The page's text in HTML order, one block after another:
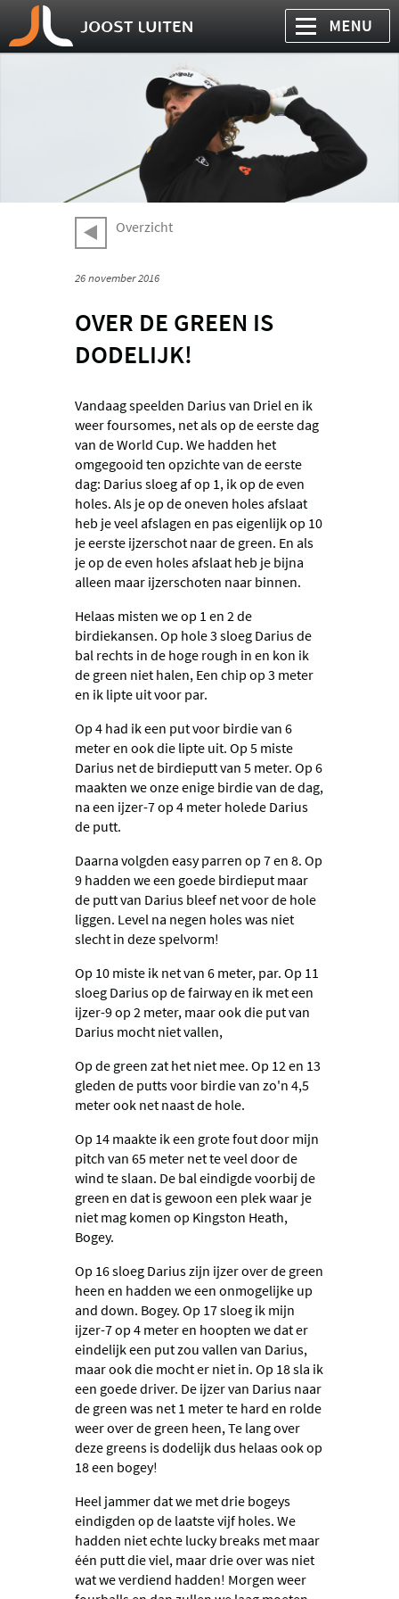
Overzicht
26 november 2016
OVER DE GREEN IS
DODELIJK!
Vandaag speelden Darius van Driel en ik
weer foursomes, net als op de eerste dag
van de World Cup. We hadden het
omgegooid ten opzichte van de eerste
dag: Darius sloeg af op 1, ik op de even
holes. Als je op de oneven holes afslaat
heb je veel afslagen en pas eigenlijk op 10
je eerste ijzerschot naar de green. En als
je op de even holes afslaat heb je bijna
alleen maar ijzerschoten naar binnen.
Helaas misten we op 1 en 2 de
birdiekansen. Op hole 3 sloeg Darius de
bal rechts in de hoge rough in en kon ik
de green niet halen, Een chip op 3 meter
en ik lipte uit voor par.
Op 4 had ik een put voor birdie van 6
meter en ook die lipte uit. Op 5 miste
Darius net de birdieputt van 5 meter. Op 6
maakten we onze enige birdie van de dag,
na een ijzer-7 op 4 meter holede Darius
de putt.
Daarna volgden easy parren op 7 en 8. Op
9 hadden we een goede birdieput maar
de putt van Darius bleef net voor de hole
liggen. Level na negen holes was niet
slecht in deze spelvorm!
Op 10 miste ik net van 6 meter, par. Op 11
sloeg Darius op de fairway en ik met een
ijzer-9 op 2 meter, maar ook die put van
Darius mocht niet vallen,
Op de green zat het niet mee. Op 12 en 13
gleden de putts voor birdie van zo'n 4,5
meter ook net naast de hole.
Op 14 maakte ik een grote fout door mijn
pitch van 65 meter net te veel door de
wind te slaan. De bal eindigde voorbij de
green en dat is gewoon een plek waar je
niet mag komen op Kingston Heath,
Bogey.
Op 16 sloeg Darius zijn ijzer over de green
heen en hadden we een onmogelijke up
and down. Bogey. Op 17 sloeg ik mijn
ijzer-7 op 4 meter en hoopten we dat er
eindelijk een put zou vallen van Darius,
maar ook die mocht er niet in. Op 18 sla ik
een goede driver. De ijzer van Darius naar
de green was net 1 meter te hard en rolde
weer over de green heen, Te lang over
deze greens is dodelijk dus helaas ook op
18 een bogey!
Heel jammer dat we met drie bogeys
eindigden op de laatste vijf holes. We
hadden niet echte lucky breaks met maar
één putt die viel, maar drie over was niet
wat we verdiend hadden! Morgen weer